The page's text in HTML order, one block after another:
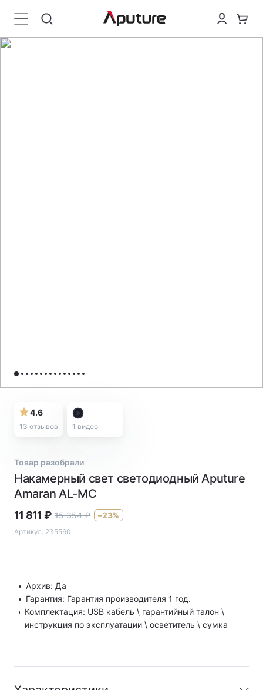
4.6
13 отзывов 1 видео
Товар разобрали
Накамерный свет светодиодный Aputure
Amaran AL-MC
11 811 ₽ 15 354 ₽ –23%
Артикул: 235560
Архив: Да
Гарантия: Гарантия производителя 1 год.
Комплектация: USB кабель \ гарантийный талон \
инструкция по эксплуатации \ осветитель \ сумка